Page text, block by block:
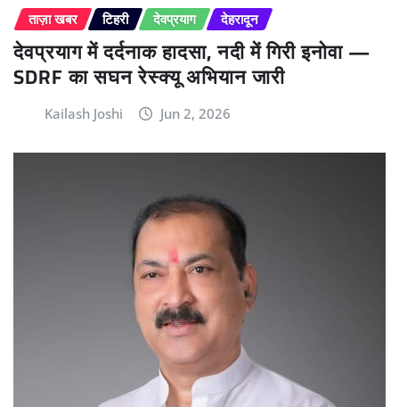
ताज़ा खबर टिहरी देवप्रयाग देहरादून
देवप्रयाग में दर्दनाक हादसा, नदी में गिरी इनोवा —
SDRF का सघन रेस्क्यू अभियान जारी
Kailash Joshi Jun 2, 2026